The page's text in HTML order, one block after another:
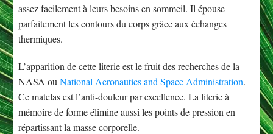
assez facilement à leurs besoins en sommeil. Il épouse
parfaitement les contours du corps grâce aux échanges
thermiques.
L’apparition de cette literie est le fruit des recherches de la
NASA ouNational Aeronautics and Space Administration.
Ce matelas est l’anti-douleur par excellence. La literie à
mémoire de forme élimine aussi les points de pression en
répartissant la masse corporelle.